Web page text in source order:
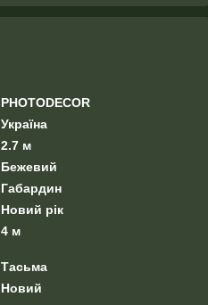
PHOTODECOR
Україна
2.7 м
Бежевий
Габардин
Новий рік
4 м
Тасьма
Новий